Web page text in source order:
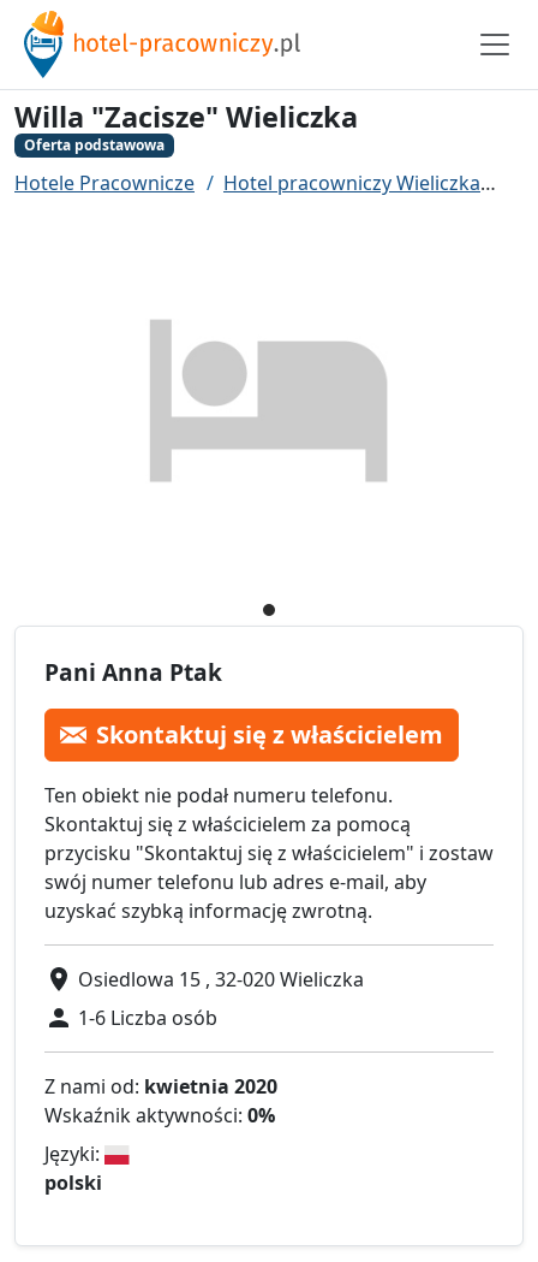
Willa "Zacisze" Wieliczka
Oferta podstawowa
Hotele Pracownicze Hotel pracowniczy Wieliczka
Pani Anna Ptak
Skontaktuj się z właścicielem
Ten obiekt nie podał numeru telefonu.
Skontaktuj się z właścicielem za pomocą
przycisku "Skontaktuj się z właścicielem" i zostaw
swój numer telefonu lub adres e-mail, aby
uzyskać szybką informację zwrotną.
Osiedlowa 15 , 32-020 Wieliczka
1-6 Liczba osób
Z nami od: kwietnia 2020
Wskaźnik aktywności: 0%
Języki:
polski